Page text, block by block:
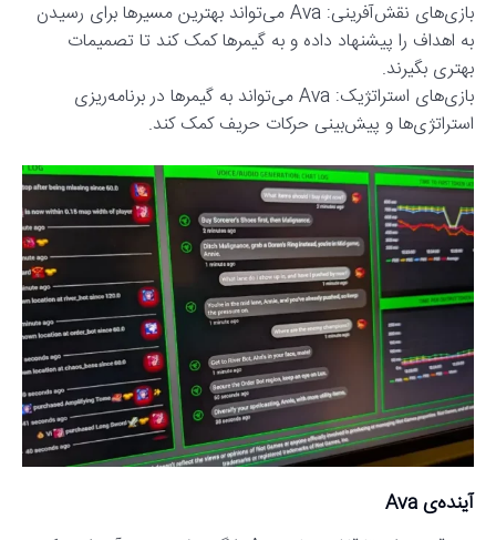
بازی‌های نقش‌آفرینی: Ava می‌تواند بهترین مسیرها برای رسیدن
به اهداف را پیشنهاد داده و به گیمرها کمک کند تا تصمیمات
بهتری بگیرند.
بازی‌های استراتژیک: Ava می‌تواند به گیمرها در برنامه‌ریزی
استراتژی‌ها و پیش‌بینی حرکات حریف کمک کند.
آینده‌ی Ava